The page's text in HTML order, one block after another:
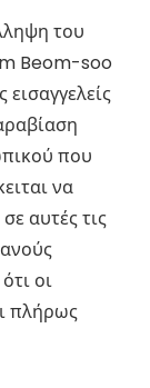
του
Beom-soo
που
να
αυτές τις
οι
πλήρως